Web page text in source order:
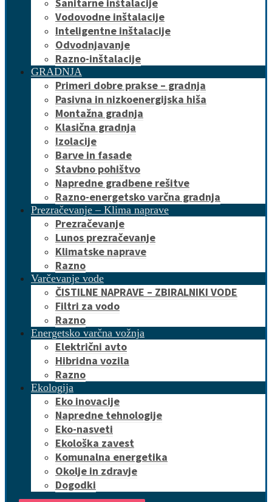
Vodovodne inštalacije
Inteligentne inštalacije
Odvodnjavanje
Razno-inštalacije
GRADNJA
Primeri dobre prakse – gradnja
Pasivna in nizkoenergijska hiša
Montažna gradnja
Klasična gradnja
Izolacije
Barve in fasade
Stavbno pohištvo
Napredne gradbene rešitve
Razno-energetsko varčna gradnja
Prezračevanje – Klima naprave
Prezračevanje
Lunos prezračevanje
Klimatske naprave
Razno
Varčevanje vode
ČISTILNE NAPRAVE – ZBIRALNIKI VODE
Filtri za vodo
Razno
Energetsko varčna vožnja
Električni avto
Hibridna vozila
Razno
Ekologija
Eko inovacije
Napredne tehnologije
Eko-nasveti
Ekološka zavest
Komunalna energetika
Okolje in zdravje
Dogodki